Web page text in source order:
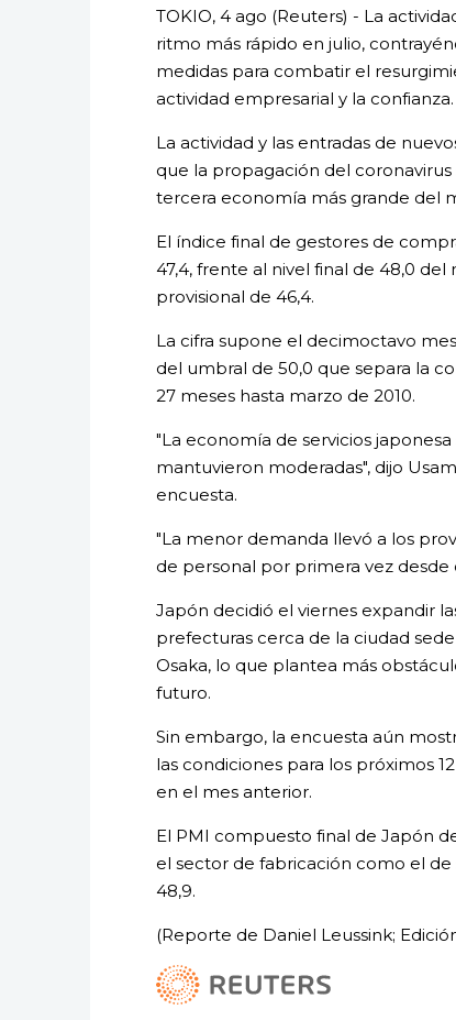
TOKIO, 4 ago (Reuters) - La
ritmo más rápido en julio,
medidas para combatir el
actividad empresarial y la confianza.
La actividad y las entradas de
que la propagación del
tercera economía más grande del
El índice final de gestores de
47,4, frente al nivel final de 48,0
provisional de 46,4.
La cifra supone el decimoctavo
del umbral de 50,0 que separa la
27 meses hasta marzo de 2010.
"La economía de servicios
mantuvieron moderadas", dijo
encuesta.
"La menor demanda llevó a los
de personal por primera vez desde
Japón decidió el viernes expandir
prefecturas cerca de la ciudad
Osaka, lo que plantea más
futuro.
Sin embargo, la encuesta aún
las condiciones para los próximos
en el mes anterior.
El PMI compuesto final de Japón
el sector de fabricación como el de
48,9.
(Reporte de Daniel Leussink;